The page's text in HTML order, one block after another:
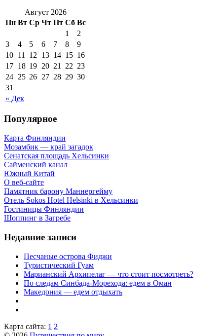
Август 2026
Пн Вт Ср Чт Пт Сб Вс
« Дек
1
2
3
4 5 6 7 8
9
10 11 12 13 14 15 16
17 18 19 20 21 22 23
24 25 26 27 28 29 30
31
Популярное
Карта Финляндии
Мозамбик — край загадок
Сенатская площадь Хельсинки
Сайменский канал
Южный Китай
О веб-сайте
Памятник барону Маннергейму
Отель Sokos Hotel Helsinki в Хельсинки
Гостиницы Финляндии
Шоппинг в Загребе
Недавние записи
Песчаные острова Фиджи
Туристический Гуам
Марианский Архипелаг — что стоит посмотреть?
По следам Синбада-Морехода: едем в Оман
Македония — едем отдыхать
Карта сайта: 1 2